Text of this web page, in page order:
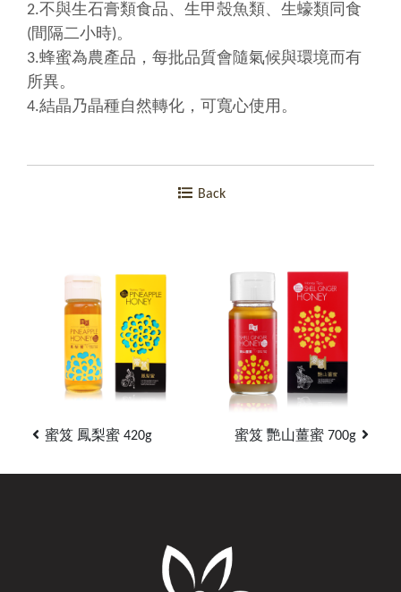
2.不與生石膏類食品、生甲殼魚類、生蠔類同食
(間隔二小時)。
3.蜂蜜為農產品，每批品質會隨氣候與環境而有
所異。
4.結晶乃晶種自然轉化，可寬心使用。
Back
蜜笈 鳳梨蜜 420g 蜜笈 艷山薑蜜 700g